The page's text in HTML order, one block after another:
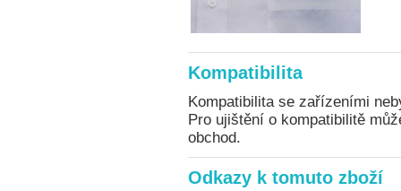
Kompatibilita
Kompatibilita se zařízeními
Pro ujištění o kompatibilitě
obchod.
Odkazy k tomuto zboží